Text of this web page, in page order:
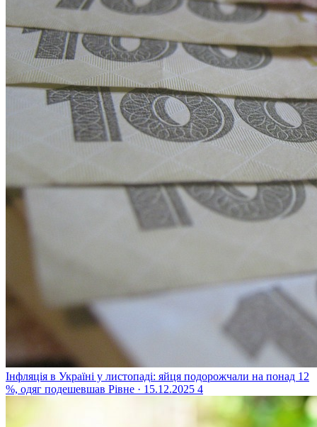
Інфляція в Україні у листопаді: яйця подорожчали на понад 12
%, одяг подешевшав Рівне · 15.12.2025 4